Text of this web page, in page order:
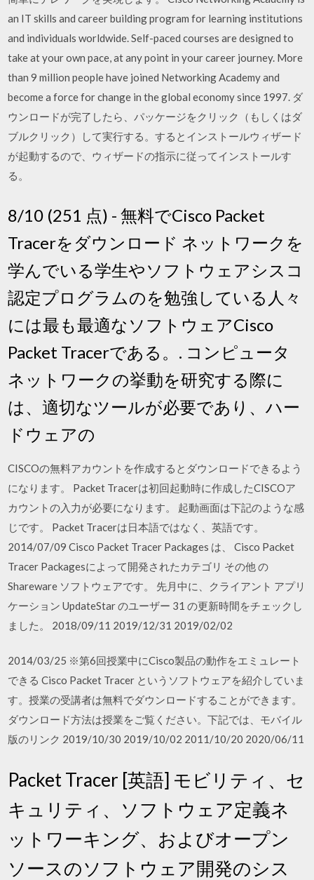
an IT skills and career building program for learning institutions
and individuals worldwide. Self-paced courses are designed to
take at your own pace, at any point in your career journey. More
than 9 million people have joined Networking Academy and
become a force for change in the global economy since 1997. ダ
ウンロードが完了したら、パッケージをクリック（もしくはダ
ブルクリック）して実行する。するとインストールウィザード
が起動するので、ウィザードの指示に従ってインストールす
る。
8/10 (251 点) - 無料でCisco Packet
Tracerをダウンロード ネットワークを
学んでいる学生やソフトウェアシスコ
認定プログラムのを勉強している人々
には最も最適なソフトウェアCisco
Packet Tracerである。. コンピュータ
ネットワークの挙動を研究する際に
は、適切なツールが必要であり、ハー
ドウェアの
CISCOの無料アカウントを作成するとダウンロードできるよう
になります。 Packet Tracerは初回起動時に作成したCISCOア
カウントの入力が必要になります。 起動画面は下記のような感
じです。 Packet Tracerは日本語ではなく、英語です。
2014/07/09 Cisco Packet Tracer Packages は、 Cisco Packet
Tracer Packagesによって開発されたカテゴリ その他 の
Shareware ソフトウェアです。 先月中に、クライアント アプリ
ケーション UpdateStar のユーザー 31 の更新時間をチェックし
ました。 2018/09/11 2019/12/31 2019/02/02
2014/03/25 ※第6回授業中にCisco製品の動作をエミュレート
できる Cisco Packet Tracer というソフトウェアを紹介していま
す。授業の受講者は無料でダウンロードすることができます。
ダウンロード方法は授業をご覧ください。下記では、モバイル
版のリンク 2019/10/30 2019/10/02 2011/10/20 2020/06/11
Packet Tracer [英語] モビリティ、セ
キュリティ、ソフトウェア定義ネ
ットワーキング、およびオープン
ソースのソフトウェア開発のシス